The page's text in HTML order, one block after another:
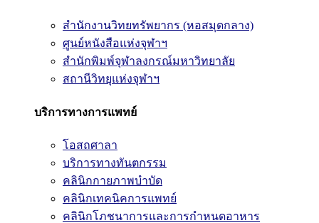
สำนักงานวิทยทรัพยากร (หอสมุดกลาง)
ศูนย์หนังสือแห่งจุฬาฯ
สำนักพิมพ์จุฬาลงกรณ์มหาวิทยาลัย
สถานีวิทยุแห่งจุฬาฯ
บริการทางการแพทย์
โอสถศาลา
บริการทางทันตกรรม
คลินิกกายภาพบำบัด
คลินิกเทคนิคการแพทย์
คลินิกโภชนาการและการกำหนดอาหาร